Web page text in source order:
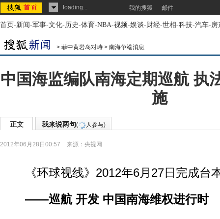
loading... 我的搜狐 邮件
首页-新闻-军事-文化-历史-体育-NBA-视频-娱谈-财经-世相-科技-汽车-房
> 菲中黄岩岛对峙 > 南海争端消息
中国海监编队南海定期巡航 执
施
正文 我来说两句( 人参与)
2012年06月28日00:57 来源： 央视网
《环球视线》2012年6月27日完成台
——巡航 开发 中国南海维权进行时